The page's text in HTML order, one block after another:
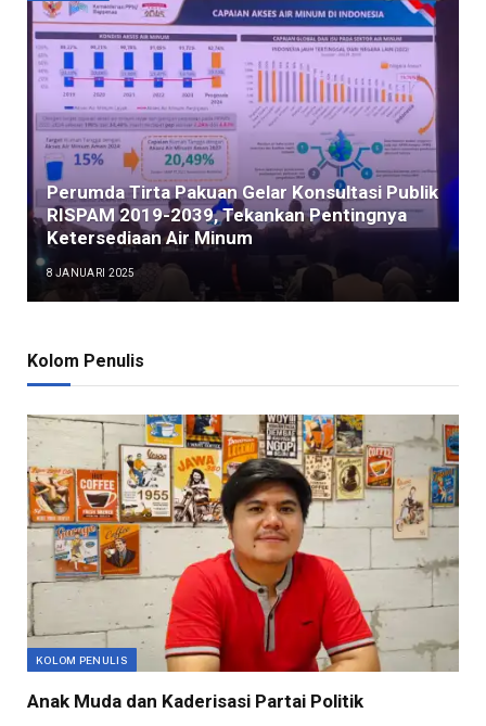
Perumda Tirta Pakuan Gelar Konsultasi Publik
RISPAM 2019-2039, Tekankan Pentingnya
Ketersediaan Air Minum
8 JANUARI 2025
Kolom Penulis
KOLOM PENULIS
Anak Muda dan Kaderisasi Partai Politik